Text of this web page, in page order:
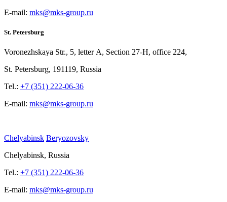
E-mail: mks@mks-group.ru
St. Petersburg
Voronezhskaya Str., 5, letter A, Section 27-Н, office 224,
St. Petersburg, 191119, Russia
Tel.: +7 (351) 222-06-36
E-mail: mks@mks-group.ru
Chelyabinsk Beryozovsky
Chelyabinsk, Russia
Tel.: +7 (351) 222-06-36
E-mail: mks@mks-group.ru